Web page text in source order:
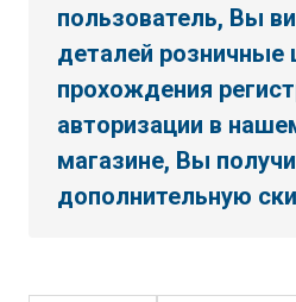
пользователь, Вы
деталей розничные
прохождения
авторизации в
магазине, Вы
дополнительную